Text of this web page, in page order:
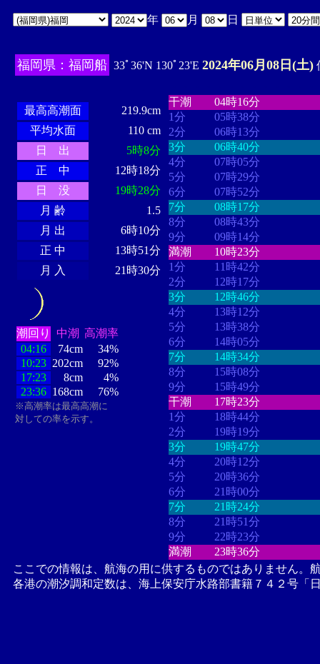
年 月 日
福岡県：福岡船 33ﾟ36'N 130ﾟ23'E 2024年06月08日(土)
最高高潮面
219.9cm
平均水面
110 cm
日 出
5時8分
正 中
12時18分
日 没
19時28分
月 齢
1.5
月 出
6時10分
正 中
13時51分
月 入
21時30分
潮回り 中潮 高潮率
04:16
74cm
34%
10:23 202cm
92%
17:23
8cm
4%
23:36 168cm 76%
※高潮率は最高高潮に
対しての率を示す。
干潮
04時16分
1分
05時38分
2分
06時13分
3分
06時40分
4分
07時05分
5分
07時29分
6分
07時52分
7分
08時17分
8分
08時43分
9分
09時14分
満潮
10時23分
1分
11時42分
2分
12時17分
3分
12時46分
4分
13時12分
5分
13時38分
6分
14時05分
7分
14時34分
8分
15時08分
9分
15時49分
干潮
17時23分
1分
18時44分
2分
19時19分
3分
19時47分
4分
20時12分
5分
20時36分
6分
21時00分
7分
21時24分
8分
21時51分
9分
22時23分
満潮
23時36分
ここでの情報は、航海の用に供するものではありません。
各港の潮汐調和定数は、海上保安庁水路部書籍７４２号「